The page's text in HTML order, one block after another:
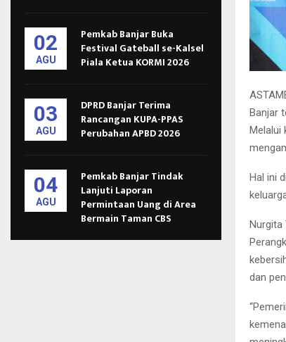
Banjar
Melalui
Hal ini
Nurgita
dan
02
AGU
Pemkab Banjar Buka
Festival Gateball se-Kalsel
Piala Ketua KORMI 2026
03
AGU
DPRD Banjar Terima
Rancangan KUPA-PPAS
Perubahan APBD 2026
04
AGU
Pemkab Banjar Tindak
Lanjuti Laporan
Permintaan Uang di Area
Bermain Taman CBS